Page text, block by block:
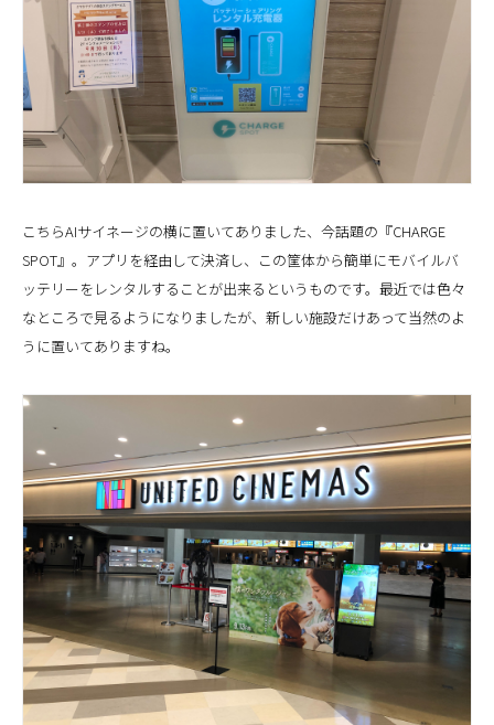
こちらAIサイネージの横に置いてありました、今話題の『CHARGE
SPOT』。アプリを経由して決済し、この筐体から簡単にモバイルバ
ッテリーをレンタルすることが出来るというものです。最近では色々
なところで見るようになりましたが、新しい施設だけあって当然のよ
うに置いてありますね。